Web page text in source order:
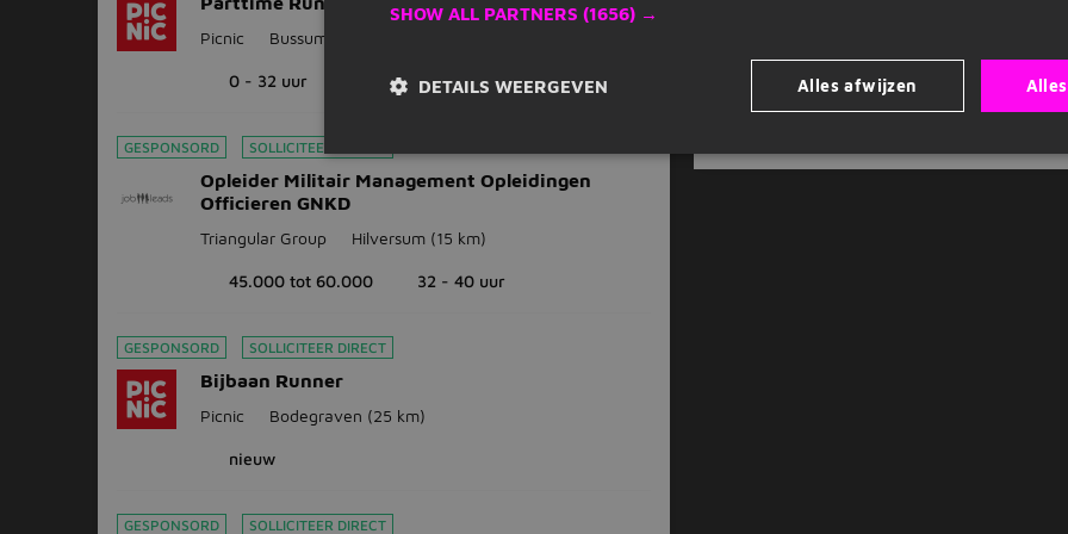
Picnic Bussum
0 - 32 uur nieuw
GESPONSORD SOLLICITEER DIRECT
Opleider Militair Management Opleidingen
Officieren GNKD
Triangular Group Hilversum (15 km)
45.000 tot 60.000 32 - 40 uur
GESPONSORD SOLLICITEER DIRECT
Bijbaan Runner
Picnic Bodegraven (25 km)
nieuw
GESPONSORD SOLLICITEER DIRECT
SHOW ALL PARTNERS (1656) →
Alles afwijzen
DETAILS WEERGEVEN